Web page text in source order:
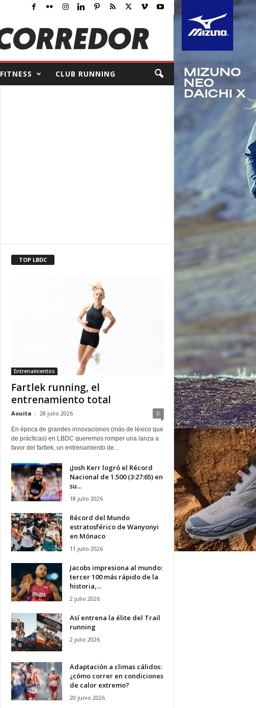
FITNESS CLUB RUNNING
TOP LBDC
Entrenamientos
Fartlek running, el
entrenamiento total
Aouita - 28 julio 2026 0
En época de grandes innovaciones (más de léxico que
de prácticas) en LBDC queremos romper una lanza a
favor del fartlek, un entrenamiento de...
¡Josh Kerr logró el Récord
Nacional de 1.500 (3:27:65) en
su...
18 julio 2026
Récord del Mundo
estratosférico de Wanyonyi
en Mónaco
11 julio 2026
Jacobs impresiona al mundo:
tercer 100 más rápido de la
historia,...
2 julio 2026
Así entrena la élite del Trail
running
2 julio 2026
Adaptación a climas cálidos:
¿cómo correr en condiciones
de calor extremo?
20 junio 2026